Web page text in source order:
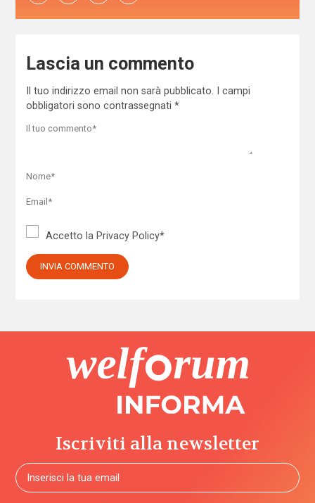
Lascia un commento
Il tuo indirizzo email non sarà pubblicato.
I campi
obbligatori sono contrassegnati *
Accetto la Privacy Policy*
Iscriviti alla newsletter